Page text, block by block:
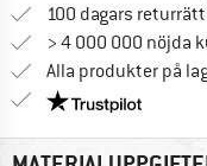
100 dagars returrätt
> 4 000 000 nöjda
Alla produkter på
Trust